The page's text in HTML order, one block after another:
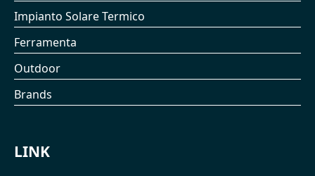
Impianto Solare Termico
Ferramenta
Outdoor
Brands
LINK